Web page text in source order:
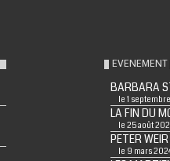
EVENEMENT
BARBARA
le 1 septembre
LA FIN DU
le 25 août
PETER
le 9 mars